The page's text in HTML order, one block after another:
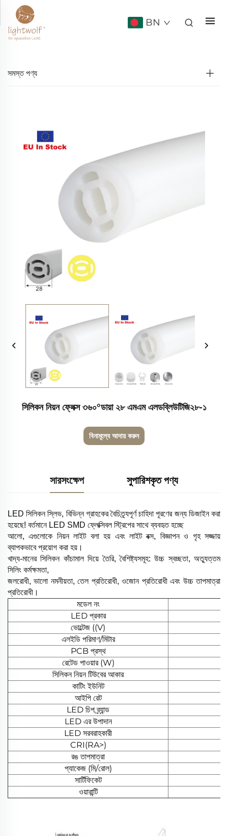
BN
সমস্ত পণ্য
সিলিকন নিয়ন ফ্লেক্স ৩৬০°ডায়া ২৮ এমএম এলডব্লিউটিজি২৮-১
বিনামূল্যে আদায় করুন
সারসংক্ষেপ সুপারিশকৃত পণ্য
LED সিলিকন স্লিভ, বিভিন্ন গ্রাহকের বৈচিত্র্যপূর্ণ চাহিদা পূরণের জন্য ডিজাইন করা
হয়েছে! বর্তমানে LED SMD ফ্লেক্সিবল স্ট্রিপের সাথে ব্যবহৃত হচ্ছে
আলো, এগুলোকে নিয়ন লাইট বলা হয় এবং লাইট বক্স, বিজ্ঞাপন ও গৃহ সজ্জায়
ব্যাপকভাবে প্রয়োগ করা হয়।
খাদ্য-মানের সিলিকন কাঁচামাল দিয়ে তৈরি, বৈশিষ্ট্যসমূহ: উচ্চ স্বচ্ছতা, অত্যুত্তম
সিলিং কর্মক্ষমতা,
জলরোধী, ভালো নমনীয়তা, তেল প্রতিরোধী, ওজোন প্রতিরোধী এবং উচ্চ তাপমাত্রা
প্রতিরোধী।
মডেল নং
LED প্রকার
ভোল্টেজ ((V)
এলইডি পরিমাণ/মিটার
PCB প্রস্থ
রেটেড পাওয়ার (W)
সিলিকন নিয়ন টিউবের আকার
কাটিং ইউনিট
আইপি রেট
LED চিপ ব্র্যান্ড
LED এর উপাদান
LED সরবরাহকারী
CRI(RA>)
রঙ তাপমাত্রা
প্যাকেজ (মি/রোল)
সার্টিফিকেট
ওয়ারান্টি